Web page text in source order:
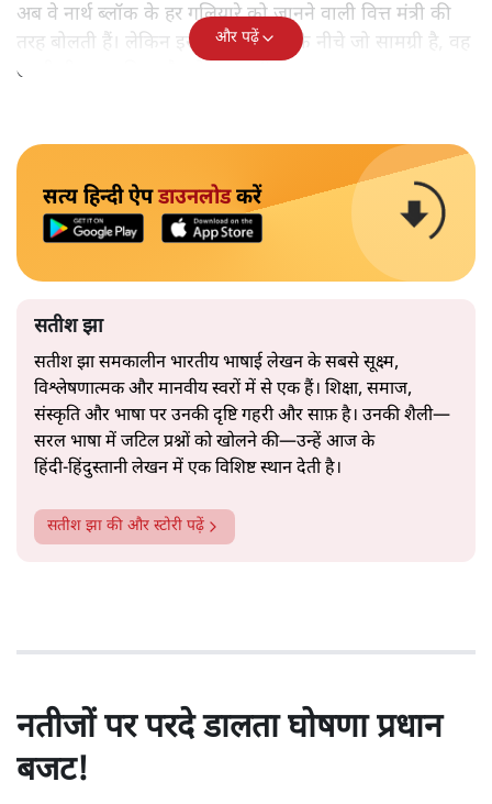
अब वे नार्थ ब्लॉक के हर गलियारे को जानने वाली वित्त मंत्री की
तरह बोलती हैं। लेकिन इस आत्मविश्वास के नीचे जो सामग्री है, वह
उतनी ही अनुमानित और दोहराव भरी।
और पढ़ें
सत्य हिन्दी ऐपडाउनलोडकरें
सतीश झा
सतीश झा समकालीन भारतीय भाषाई लेखन के सबसे सूक्ष्म,
विश्लेषणात्मक और मानवीय स्वरों में से एक हैं। शिक्षा, समाज,
संस्कृति और भाषा पर उनकी दृष्टि गहरी और साफ़ है। उनकी शैली—
सरल भाषा में जटिल प्रश्नों को खोलने की—उन्हें आज के
हिंदी‑हिंदुस्तानी लेखन में एक विशिष्ट स्थान देती है।
सतीश झा की और स्टोरी पढ़ें
नतीजों पर परदे डालता घोषणा प्रधान
बजट!